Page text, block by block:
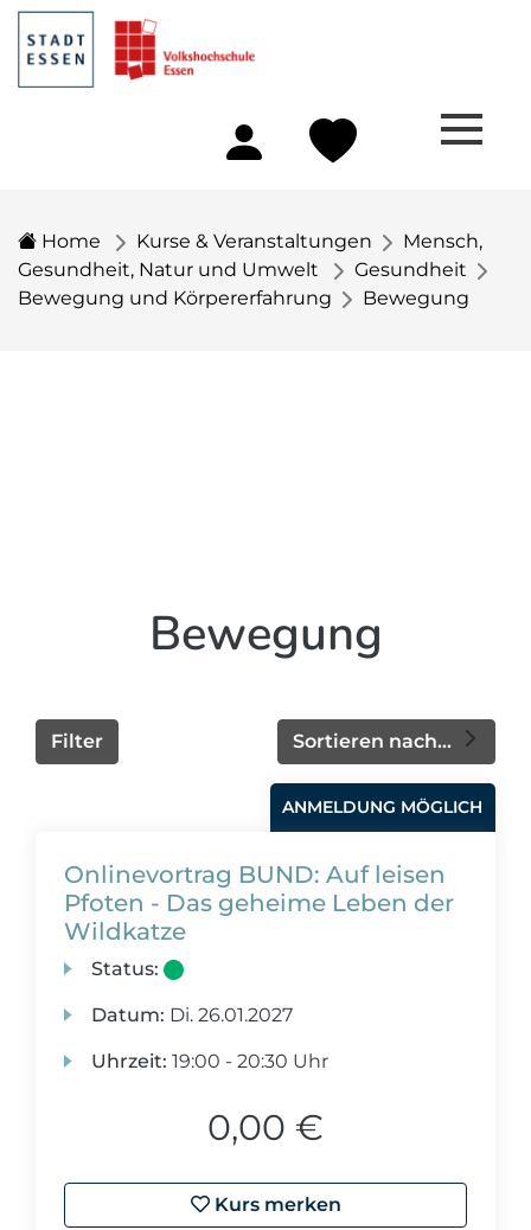
Home Kurse & Veranstaltungen
Mensch,
Gesundheit, Natur und Umwelt
Gesundheit
Bewegung und Körpererfahrung
Bewegung
Bewegung
Sortieren nach...
Filter
ANMELDUNG MÖGLICH
Onlinevortrag BUND: Auf leisen
Pfoten - Das geheime Leben der
Wildkatze
Status:
Datum: Di. 26.01.2027
Uhrzeit: 19:00 - 20:30 Uhr
0,00 €
Kurs merken